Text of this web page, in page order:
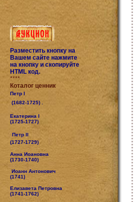
Разместить кнопку на
Вашем сайте нажмите
на кнопку и скопируйте
HTML код.
****
Коталог ценник
Петр I
(1682-1725) .
Екатерина I
(1725-1727)
Петр II
(1727-1729)
Анна Иоановна
(1730-1740)
Иоанн Антонович
(1741)
Елизавета Петровна
(1741-1762)